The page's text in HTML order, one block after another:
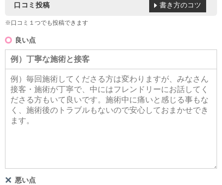
口コミ投稿
※口コミ１つでも投稿できます
書き方のコツ
良い点
悪い点